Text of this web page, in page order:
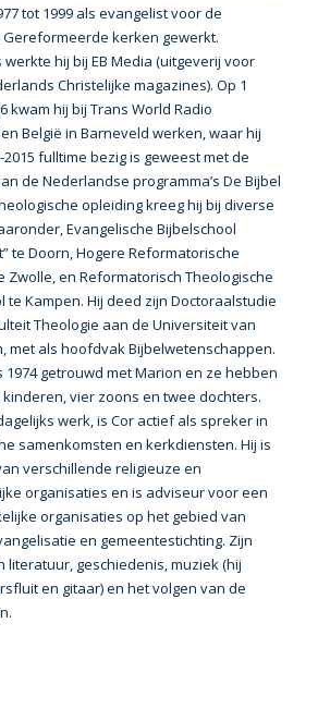
tot 1999 als evangelist voor de
Gereformeerde kerken gewerkt.
werkte hij bij EB Media (uitgeverij voor
Christelijke magazines). Op 1
kwam hij bij Trans World Radio
België in Barneveld werken, waar hij
fulltime bezig is geweest met de
de Nederlandse programma’s De Bijbel
opleiding kreeg hij bij diverse
Evangelische Bijbelschool
te Doorn, Hogere Reformatorische
Zwolle, en Reformatorisch Theologische
te Kampen. Hij deed zijn Doctoraalstudie
Theologie aan de Universiteit van
met als hoofdvak Bijbelwetenschappen.
1974 getrouwd met Marion en ze hebben
vier zoons en twee dochters.
werk, is Cor actief als spreker in
samenkomsten en kerkdiensten. Hij is
verschillende religieuze en
organisaties en is adviseur voor een
organisaties op het gebied van
en gemeentestichting. Zijn
literatuur, geschiedenis, muziek (hij
en gitaar) en het volgen van de